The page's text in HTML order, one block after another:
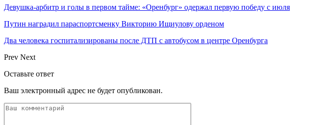
Девушка-арбитр и голы в первом тайме: «Оренбург» одержал первую победу с июля
Путин наградил параспортсменку Викторию Ищиулову орденом
Два человека госпитализированы после ДТП с автобусом в центре Оренбурга
Prev Next
Оставьте ответ
Ваш электронный адрес не будет опубликован.